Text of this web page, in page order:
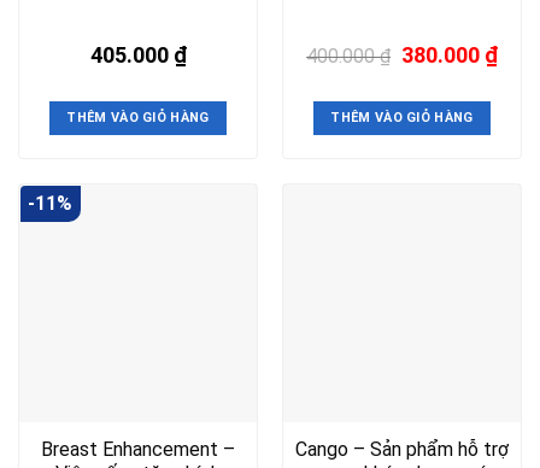
405.000 ₫
THÊM VÀO GIỎ HÀNG
400.000₫ Giá
là:
400.000 ₫.
380.000 ₫Giá
hiện
THÊM VÀO GIỎ HÀNG
-11%
Breast Enhancement –
Cango – Sản phẩm hỗ trợ